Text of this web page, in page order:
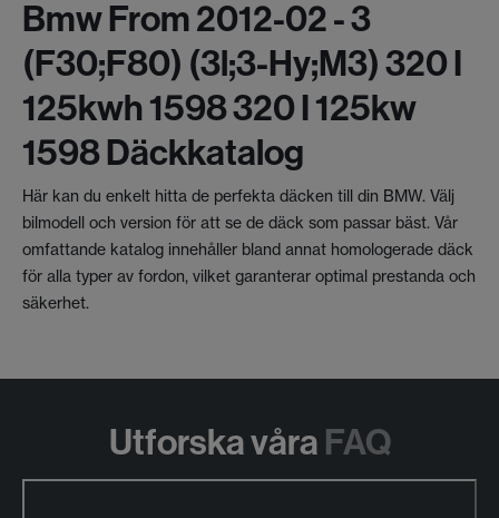
Bmw From 2012-02 - 3
(f30;f80) (3l;3-Hy;m3) 320 I
125kwh 1598 320 I 125kw
1598 Däckkatalog
Här kan du enkelt hitta de perfekta däcken till din BMW. Välj
bilmodell och version för att se de däck som passar bäst. Vår
omfattande katalog innehåller bland annat homologerade däck
för alla typer av fordon, vilket garanterar optimal prestanda och
säkerhet.
Utforska våra FAQ